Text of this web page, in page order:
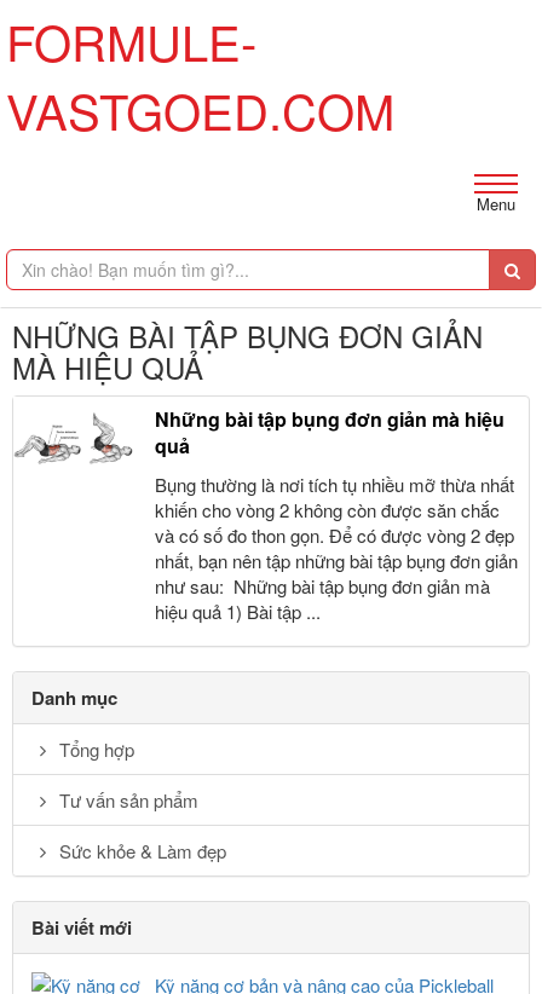
FORMULE-
VASTGOED.COM
Menu
NHỮNG BÀI TẬP BỤNG ĐƠN GIẢN
MÀ HIỆU QUẢ
Những bài tập bụng đơn giản mà hiệu
quả
Bụng thường là nơi tích tụ nhiều mỡ thừa nhất
khiến cho vòng 2 không còn được săn chắc
và có số đo thon gọn. Để có được vòng 2 đẹp
nhất, bạn nên tập những bài tập bụng đơn giản
như sau: Những bài tập bụng đơn giản mà
hiệu quả 1) Bài tập ...
Danh mục
Tổng hợp
Tư vấn sản phẩm
Sức khỏe & Làm đẹp
Bài viết mới
Kỹ năng cơ bản và nâng cao của Pickleball